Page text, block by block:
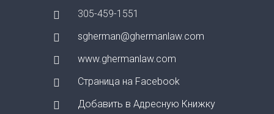
305-459-1551
sgherman@ghermanlaw.com
www.ghermanlaw.com
Страница на Facebook
Добавить в Адресную Книжку